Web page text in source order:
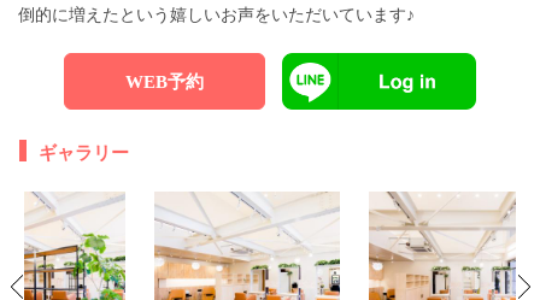
倒的に増えたという嬉しいお声をいただいています♪
WEB予約
ギャラリー